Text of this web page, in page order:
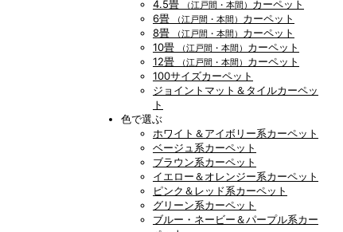
4.5畳
（江戸間・本間） カーペット
6畳
（江戸間・本間） カーペット
8畳
（江戸間・本間） カーペット
10畳
（江戸間・本間） カーペット
12畳
（江戸間・本間） カーペット
100サイズカーペット
ジョイントマット＆タイルカーペッ
ト
色で選ぶ
ホワイト＆アイボリー系カーペット
ベージュ系カーペット
ブラウン系カーペット
イエロー＆オレンジー系カーペット
ピンク＆レッド系カーペット
グリーン系カーペット
ブルー・ネービー＆パープル系カー